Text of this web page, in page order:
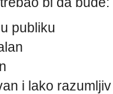
publiku
i lako